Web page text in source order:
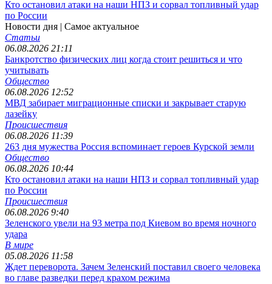
Кто остановил атаки на наши НПЗ и сорвал топливный удар
по России
Новости дня | Самое актуальное
Статьи
06.08.2026 21:11
Банкротство физических лиц когда стоит решиться и что
учитывать
Общество
06.08.2026 12:52
МВД забирает миграционные списки и закрывает старую
лазейку
Происшествия
06.08.2026 11:39
263 дня мужества Россия вспоминает героев Курской земли
Общество
06.08.2026 10:44
Кто остановил атаки на наши НПЗ и сорвал топливный удар
по России
Происшествия
06.08.2026 9:40
Зеленского увели на 93 метра под Киевом во время ночного
удара
В мире
05.08.2026 11:58
Ждет переворота. Зачем Зеленский поставил своего человека
во главе разведки перед крахом режима